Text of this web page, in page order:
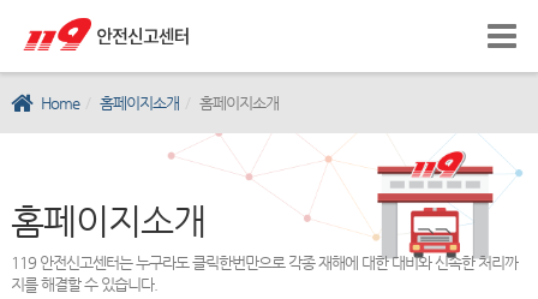
Home 홈페이지소개 홈페이지소개
홈페이지소개
119 안전신고센터는 누구라도 클릭한번만으로 각종 재해에 대한 대비와 신속한 처리까
지를 해결할 수 있습니다.